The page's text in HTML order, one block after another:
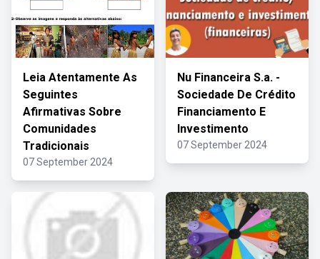
Leia Atentamente As
Seguintes
Afirmativas Sobre
Comunidades
Tradicionais
07 September 2024
Nu Financeira S.a. -
Sociedade De Crédito
Financiamento E
Investimento
07 September 2024